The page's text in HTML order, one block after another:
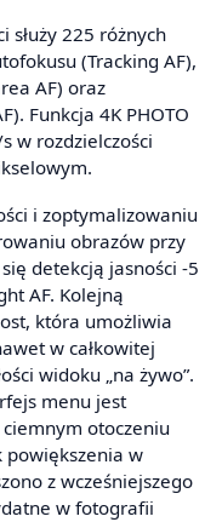
służy 225 różnych
(Tracking AF),
AF) oraz
Funkcja 4K PHOTO
w rozdzielczości
i zoptymalizowaniu
obrazów przy
detekcją jasności -5
AF. Kolejną
która umożliwia
w całkowitej
widoku „na żywo”.
menu jest
otoczeniu
powiększenia w
z wcześniejszego
w fotografii